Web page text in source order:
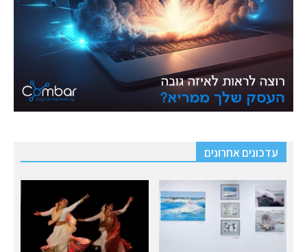
עדכונים אחרונים